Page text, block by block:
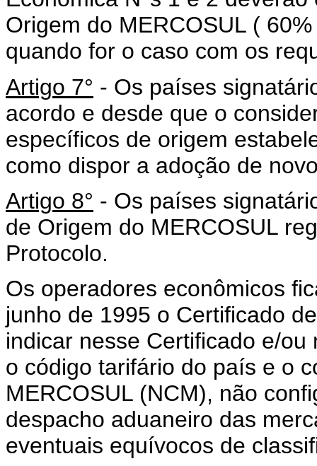
Origem do MERCOSUL (
quando for o caso com os
Artigo 7° - Os países
acordo e desde que o
específicos de origem
como dispor a adoção de
Artigo 8° - Os países
de Origem do MERCOSUL
Protocolo.
Os operadores econômicos
junho de 1995 o Certificado
indicar nesse Certificado e/
o código tarifário do país e o
MERCOSUL (NCM), não
despacho aduaneiro das
eventuais equívocos de